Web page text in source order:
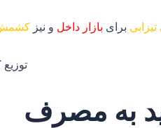
برای بازار داخل و نیز کشمش
به مصرف